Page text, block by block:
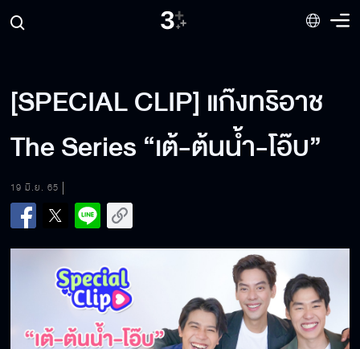
[SPECIAL CLIP] แก๊งทริอาช
The Series “เต้-ต้นน้ำ-โอ๊บ”
19 มิ.ย. 65